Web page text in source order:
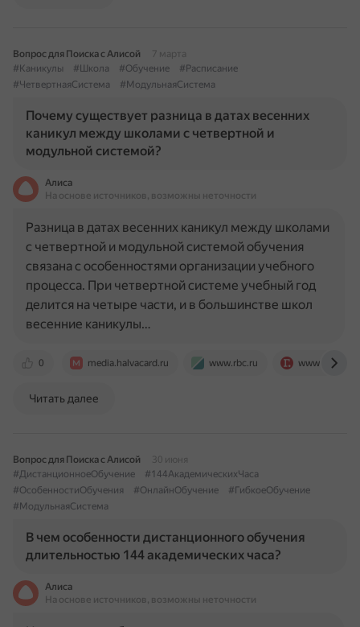
Вопрос для Поиска с Алисой
7 марта
#Каникулы
#Школа #Обучение
#Расписание
#ЧетвертнаяСистема
#МодульнаяСистема
Почему существует разница в датах весенних
каникул между школами с четвертной и
модульной системой?
Алиса
На основе источников, возможны неточности
0 media.halvacard.ru www.rbc.ru
Разница в датах весенних каникул между школами
с четвертной и модульной системой обучения
связана с особенностями организации учебного
процесса. При четвертной системе учебный год
делится на четыре части, и в большинстве школ
весенние каникулы…
Читать далее
Вопрос для Поиска с Алисой
30 июня
#ДистанционноеОбучение
#144АкадемическихЧаса
#ОсобенностиОбучения
#ОнлайнОбучение
#ГибкоеОбучение
#МодульнаяСистема
В чем особенности дистанционного обучения
длительностью 144 академических часа?
Алиса
На основе источников, возможны неточности